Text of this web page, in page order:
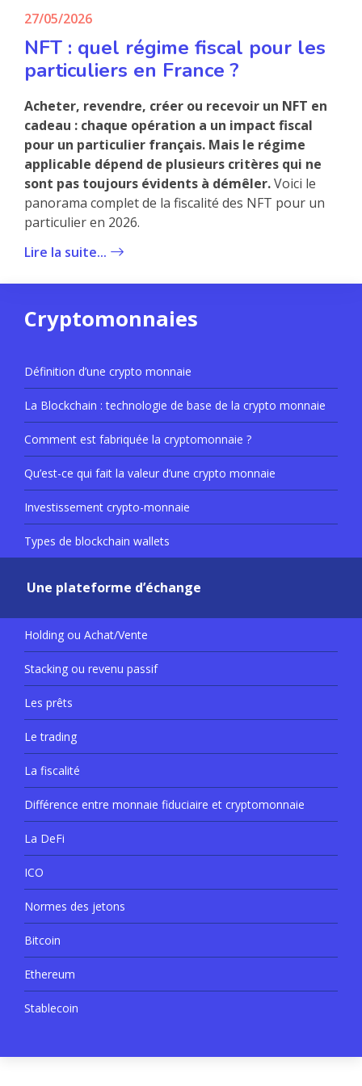
27/05/2026
NFT : quel régime fiscal pour les
particuliers en France ?
Acheter, revendre, créer ou recevoir un NFT en
cadeau : chaque opération a un impact fiscal
pour un particulier français. Mais le régime
applicable dépend de plusieurs critères qui ne
sont pas toujours évidents à démêler.Voici le
panorama complet de la fiscalité des NFT pour un
particulier en 2026.
Lire la suite...
Cryptomonnaies
Définition d’une crypto monnaie
La Blockchain : technologie de base de la crypto monnaie
Comment est fabriquée la cryptomonnaie ?
Qu’est-ce qui fait la valeur d’une crypto monnaie
Investissement crypto-monnaie
Types de blockchain wallets
Une plateforme d’échange
Holding ou Achat/Vente
Stacking ou revenu passif
Les prêts
Le trading
La fiscalité
Différence entre monnaie fiduciaire et cryptomonnaie
La DeFi
ICO
Normes des jetons
Bitcoin
Ethereum
Stablecoin